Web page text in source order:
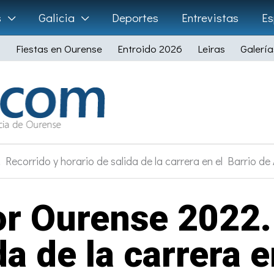
Galicia Deportes Entrevistas
Fiestas en Ourense Entroido 2026 Leiras
Recorrido y horario de salida de la carrera en el Barrio
Ourense
de la carrera